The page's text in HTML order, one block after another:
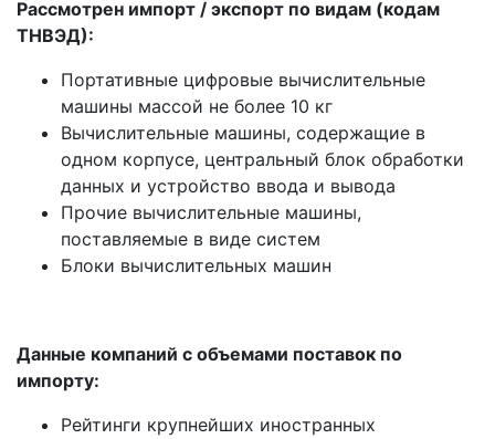
Рассмотрен импорт / экспорт по видам (кодам
ТНВЭД):
Портативные цифровые вычислительные
машины массой не более 10 кг
Вычислительные машины, содержащие в
одном корпусе, центральный блок обработки
данных и устройство ввода и вывода
Прочие вычислительные машины,
поставляемые в виде систем
Блоки вычислительных машин
Данные компаний с объемами поставок по
импорту:
Рейтинги крупнейших иностранных